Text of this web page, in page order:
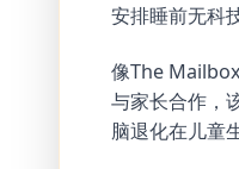
安排睡前无科
像The
与家长合作，
脑退化在儿童